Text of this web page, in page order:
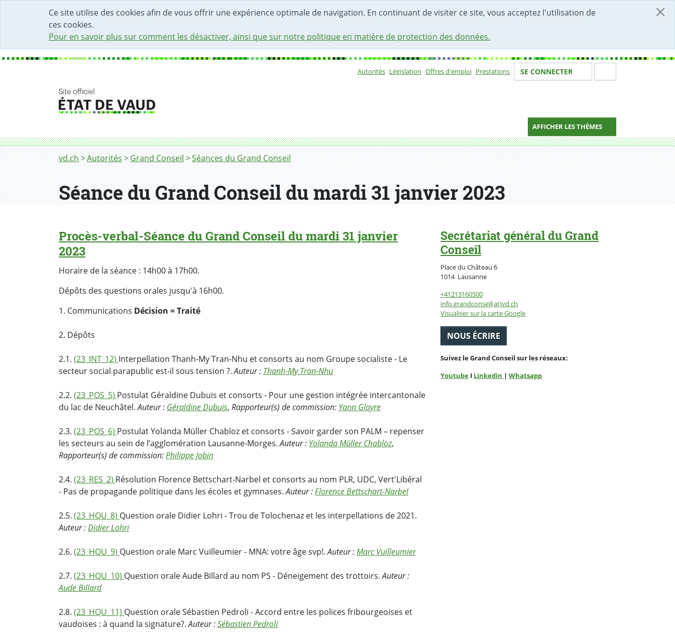
Ce site utilise des cookies afin de vous offrir une expérience optimale de navigation. En continuant de visiter ce site, vous acceptez l'utilisation de
ces cookies.
Pour en savoir plus sur comment les désactiver, ainsi que sur notre politique en matière de protection des données.
DÉBUT DU CONTENU DE LA PAGE
ACCÈS AU CHAMP DE RECHERCHE
PAGE D'ACCUEIL
FORMULAIRE DE CONTACT
Autorités Législation Offres d'emploi Prestations Votre identité
SE CONNECTER
AFFICHER LES THÈMES
Fil d'Ariane
vd.ch Autorités Grand Conseil Séances du Grand Conseil
Séance du Grand Conseil du mardi 31 janvier 2023
Procès-verbal-Séance du Grand Conseil du mardi 31 janvier
2023
Horaire de la séance : 14h00 à 17h00.
Dépôts des questions orales jusqu'à 16h00.
1. Communications Décision = Traité
2. Dépôts
2.1. (23_INT_12) Interpellation Thanh-My Tran-Nhu et consorts au nom Groupe socialiste - Le
secteur social parapublic est-il sous tension ?.Auteur : Thanh-My Tran-Nhu
2.2. (23_POS_5) Postulat Géraldine Dubuis et consorts - Pour une gestion intégrée intercantonale
du lac de Neuchâtel.Auteur : Géraldine Dubuis, Rapporteur(s) de commission: Yann Glayre
2.3. (23_POS_6) Postulat Yolanda Müller Chabloz et consorts - Savoir garder son PALM – repenser
les secteurs au sein de l’agglomération Lausanne-Morges.Auteur : Yolanda Müller Chabloz,
Rapporteur(s) de commission:Philippe Jobin
2.4. (23_RES_2) Résolution Florence Bettschart-Narbel et consorts au nom PLR, UDC, Vert'Libéral
- Pas de propagande politique dans les écoles et gymnases.Auteur :Florence Bettschart-Narbel
2.5. (23_HQU_8) Question orale Didier Lohri - Trou de Tolochenaz et les interpellations de 2021.
Auteur :Didier Lohri
2.6. (23_HQU_9) Question orale Marc Vuilleumier - MNA: votre âge svp!.Auteur :Marc Vuilleumier
2.7. (23_HQU_10) Question orale Aude Billard au nom PS - Déneigement des trottoirs.Auteur :
Aude Billard
2.8. (23_HQU_11) Question orale Sébastien Pedroli - Accord entre les polices fribourgeoises et
vaudoises : à quand la signature?.Auteur :Sébastien Pedroli
Secrétariat général du Grand
Conseil
Place du Château 6
1014 LausanneSuisse
+41213160500
info.grandconseil(at)vd.ch
Visualiser sur la carte Google
NOUS ÉCRIRE
Suivez le Grand Conseil sur les réseaux:
Youtube I Linkedin | Whatsapp